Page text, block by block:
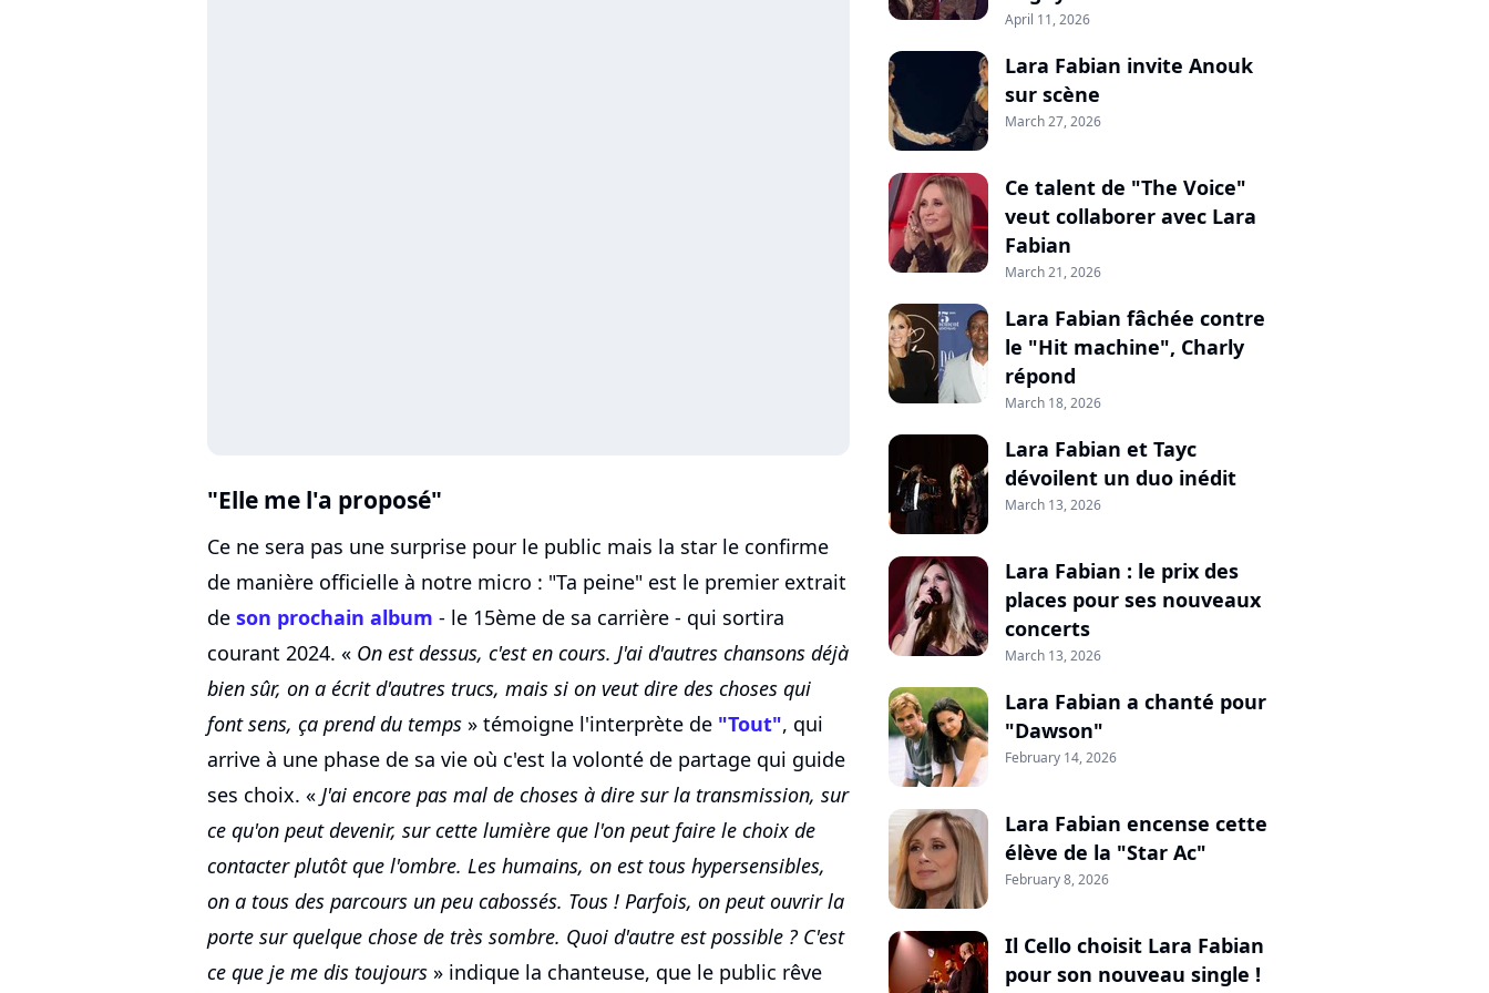
"Elle me l'a proposé"
Ce ne sera pas une surprise pour le public mais la star le confirme
de manière officielle à notre micro : "Ta peine" est le premier extrait
de son prochain album - le 15ème de sa carrière - qui sortira
courant 2024. « On est dessus, c'est en cours. J'ai d'autres chansons déjà
bien sûr, on a écrit d'autres trucs, mais si on veut dire des choses qui
font sens, ça prend du temps » témoigne l'interprète de "Tout", qui
arrive à une phase de sa vie où c'est la volonté de partage qui guide
ses choix. « J'ai encore pas mal de choses à dire sur la transmission, sur
ce qu'on peut devenir, sur cette lumière que l'on peut faire le choix de
contacter plutôt que l'ombre. Les humains, on est tous hypersensibles,
on a tous des parcours un peu cabossés. Tous ! Parfois, on peut ouvrir la
porte sur quelque chose de très sombre. Quoi d'autre est possible ? C'est
ce que je me dis toujours » indique la chanteuse, que le public rêve
April 11, 2026
Lara Fabian invite Anouk
sur scène
March 27, 2026
Ce talent de "The Voice"
veut collaborer avec Lara
Fabian
March 21, 2026
Lara Fabian fâchée contre
le "Hit machine", Charly
répond
March 18, 2026
Lara Fabian et Tayc
dévoilent un duo inédit
March 13, 2026
Lara Fabian : le prix des
places pour ses nouveaux
concerts
March 13, 2026
Lara Fabian a chanté pour
"Dawson"
February 14, 2026
Lara Fabian encense cette
élève de la "Star Ac"
February 8, 2026
Il Cello choisit Lara Fabian
pour son nouveau single !